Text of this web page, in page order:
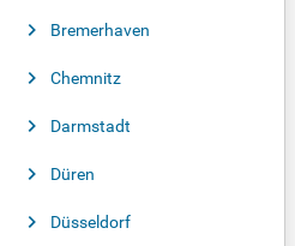
Bremerhaven
Chemnitz
Darmstadt
Düren
Düsseldorf